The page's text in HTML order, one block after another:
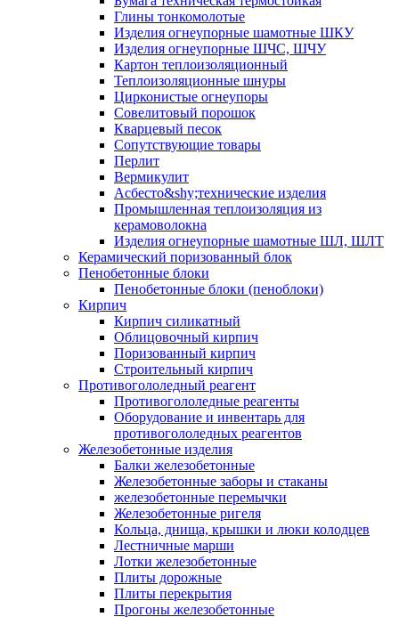
Глины тонкомолотые
Изделия огнеупорные шамотные ШКУ
Изделия огнеупорные ШЧС, ШЧУ
Картон теплоизоляционный
Теплоизоляционные шнуры
Цирконистые огнеупоры
Совелитовый порошок
Кварцевый песок
Сопутствующие товары
Перлит
Вермикулит
Асбесто&shy;технические изделия
Промышленная теплоизоляция из
керамоволокна
Изделия огнеупорные шамотные ШЛ, ШЛТ
Керамический поризованный блок
Пенобетонные блоки
Пенобетонные блоки (пеноблоки)
Кирпич
Кирпич силикатный
Облицовочный кирпич
Поризованный кирпич
Строительный кирпич
Противогололедный реагент
Противогололедные реагенты
Оборудование и инвентарь для
противогололедных реагентов
Железобетонные изделия
Балки железобетонные
Железобетонные заборы и стаканы
железобетонные перемычки
Железобетонные ригеля
Кольца, днища, крышки и люки колодцев
Лестничные марши
Лотки железобетонные
Плиты дорожные
Плиты перекрытия
Прогоны железобетонные